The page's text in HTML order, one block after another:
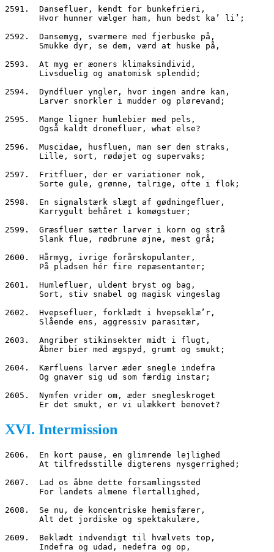
2591.  Dansefluer, kendt for bunkefrieri,
       Hvor hunner vælger ham, hun bedst ka’ li’;
2592.  Dansemyg, sværmere med fjerbuske på,
       Smukke dyr, se dem, værd at huske på,
2593.  At myg er æoners klimaksindivid,
       Livsduelig og anatomisk splendid;
2594.  Dyndfluer yngler, hvor ingen andre kan,
       Larver snorkler i mudder og plørevand;
2595.  Mange ligner humlebier med pels,
       Også kaldt dronefluer, what else?
2596.  Muscidae, husfluen, man ser den straks,
       Lille, sort, rødøjet og supervaks;
2597.  Fritfluer, der er variationer nok,
       Sorte gule, grønne, talrige, ofte i flok;
2598.  En signalstærk slægt af gødningefluer,
       Karrygult behåret i komøgstuer;
2599.  Græsfluer sætter larver i korn og strå
       Slank flue, rødbrune øjne, mest grå;
2600.  Hårmyg, ivrige forårskopulanter,
       På pladsen hér fire repæsentanter;
2601.  Humlefluer, uldent bryst og bag,
       Sort, stiv snabel og magisk vingeslag
2602.  Hvepsefluer, forklædt i hvepseklæ’r,
       Slående ens, aggressiv parasitær,
2603.  Angriber stikinsekter midt i flugt,
       Åbner bier med ægspyd, grumt og smukt;
2604.  Kærfluens larver æder snegle indefra
       Og gnaver sig ud som færdig instar;
2605.  Nymfen vrider om, æder snegleskroget
       Er det smukt, er vi ulækkert benovet?
XVI. Intermission
2606.  En kort pause, en glimrende lejlighed
       At tilfredsstille digterens nysgerrighed;
2607.  Lad os åbne dette forsamlingssted
       For landets almene flertallighed,
2608.  Se nu, de koncentriske hemisfærer,
       Alt det jordiske og spektakulære,
2609.  Beklædt indvendigt til hvælvets top,
       Indefra og udad, nedefra og op,